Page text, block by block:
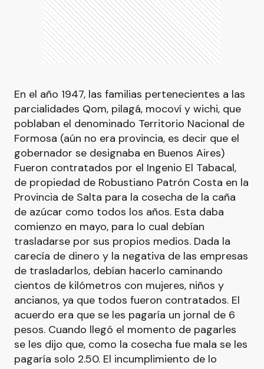
En el año 1947, las familias pertenecientes a las
parcialidades Qom, pilagá, mocoví y wichi, que
poblaban el denominado Territorio Nacional de
Formosa (aún no era provincia, es decir que el
gobernador se designaba en Buenos Aires)
Fueron contratados por el Ingenio El Tabacal,
de propiedad de Robustiano Patrón Costa en la
Provincia de Salta para la cosecha de la caña
de azúcar como todos los años. Esta daba
comienzo en mayo, para lo cual debían
trasladarse por sus propios medios. Dada la
carecía de dinero y la negativa de las empresas
de trasladarlos, debían hacerlo caminando
cientos de kilómetros con mujeres, niños y
ancianos, ya que todos fueron contratados. El
acuerdo era que se les pagaría un jornal de 6
pesos. Cuando llegó el momento de pagarles
se les dijo que, como la cosecha fue mala se les
pagaría solo 2.50. El incumplimiento de lo